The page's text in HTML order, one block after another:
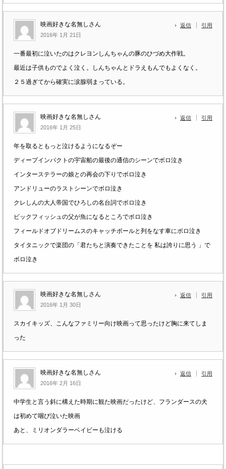
映画好きな名無しさん
2016年 1月 21日
返信 引用
一番最初に泣いたのはクレヨンしんちゃんの豚のひづめ大作戦。
最近は子供ものでよく泣く。しんちゃんとドラえもんでもよくなく。
２５過ぎてから確実に涙腺弱まっている。
映画好きな名無しさん
2016年 1月 25日
返信 引用
年を取るともっと泣けるようになるぞー
ディープインパクトの宇宙船の最後の通信のシーンでボロ泣き
インターステラーの娘との再会の下りでボロ泣き
アンドリューのラストシーンでボロ泣き
クレしんの大人帝国でひろしの名台詞でボロ泣き
ビックフィッシュの父が魚になるところでボロ泣き
フィールドオブドリームスのキャッチボールと列をなす車にボロ泣き
タイタニックで楽団の「君たちと演奏できたことを 私は誇りに思う 」で
ボロ泣き
映画好きな名無しさん
2016年 1月 30日
返信 引用
スカイキッズ、こんなファミリー向け映画って思ったけど胸に来てしま
った
映画好きな名無しさん
2016年 2月 16日
返信 引用
中学生と言う斜に構えた時期に観た映画だったけど、フランダースの犬
は初めて咽び泣いた映画
あと、ミリオンダラーベイビーも泣ける